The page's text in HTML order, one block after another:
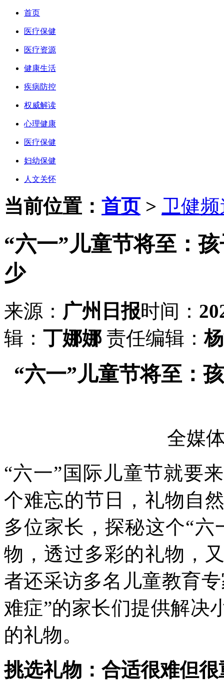
首页
医疗保健
医疗资源
健康生活
疾病防控
权威解读
心理健康
医疗保健
妇幼保健
人文关怀
当前位置： 首页 > 卫健
“六一”儿童节将至：
少
来源： 广州日报时间：
辑： 丁娜娜 责任编辑：
“六一”儿童节将至：
全媒
“六一”国际儿童节就要
个难忘的节日，礼物自
多位家长，探秘这个“
物，透过多彩的礼物，
者还采访多名儿童教育
难症”的家长们提供解决
的礼物。
挑选礼物：合适很难但很